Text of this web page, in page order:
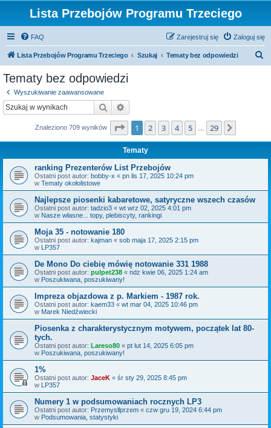
Lista Przebojów Programu Trzeciego
FAQ Zaloguj się
Zarejestruj się
Lista Przebojów Programu Trzeciego Szukaj Tematy bez odpowiedzi
Tematy bez odpowiedzi
Wyszukiwanie zaawansowane
Szukaj
Znaleziono 709 wyników Strona z29
1 2 3 4 5 29
Tematy
ranking Prezenterów List Przebojów
Ostatni post autor: bobby-x « pn lis 17, 2025 10:24 pm
w Tematy okołolistowe
Najlepsze piosenki kabaretowe, satyryczne wszech czasów
Ostatni post autor: tadzio3 « wt wrz 02, 2025 4:01 pm
w Nasze własne... topy, plebiscyty, rankingi
Moja 35 - notowanie 180
Ostatni post autor: kajman « sob maja 17, 2025 2:15 pm
w LP357
De Mono Do ciebię mówię notowanie 331 1988
Ostatni post autor: pulpet238 « ndz kwie 06, 2025 1:24 am
w Poszukiwana, poszukiwany!
Impreza objazdowa z p. Markiem - 1987 rok.
Ostatni post autor: kaem33 « wt mar 04, 2025 10:46 pm
w Marek Niedźwiecki
Piosenka z charakterystycznym motywem, początek lat 80-
tych.
Ostatni post autor: Lareso80 « pt lut 14, 2025 6:05 pm
w Poszukiwana, poszukiwany!
1%
Ostatni post autor: JaceK « śr sty 29, 2025 8:45 pm
w LP357
Numery 1 w podsumowaniach rocznych LP3
Ostatni post autor: Przemysllprzem « czw gru 19, 2024 6:44 pm
w Podsumowania, statystyki